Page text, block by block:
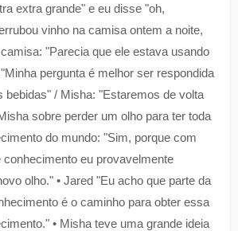
extra grande" e eu disse "oh,
vinho na camisa ontem a noite,
"Parecia que ele estava usando
pergunta é melhor ser respondida
bebidas" / Misha: "Estaremos de volta
sobre perder um olho para ter toda
do mundo: "Sim, porque com
conhecimento eu provavelmente
olho." • Jared "Eu acho que parte da
é o caminho para obter essa
• Misha teve uma grande ideia